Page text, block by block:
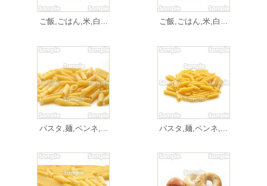
ご飯,ごはん,米,白... ご飯,ごはん,米,白...
パスタ,麺,ペンネ,... パスタ,麺,ペンネ,...